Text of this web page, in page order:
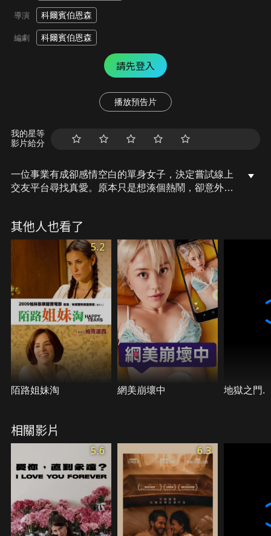
導演 科爾賓伯恩森
編劇 科爾賓伯恩森
請先登入
播放預告片
我的星等
影片給分
一位事業有成卻感情空白的單身女子，決定嘗試線上
交友平台尋找真愛。原本只是想湊個熱鬧，卻意外展
其他人也看了
5.2
陌路姐妹淘 網美崩壞中 地獄之門.
相關影片
5.6 6.3